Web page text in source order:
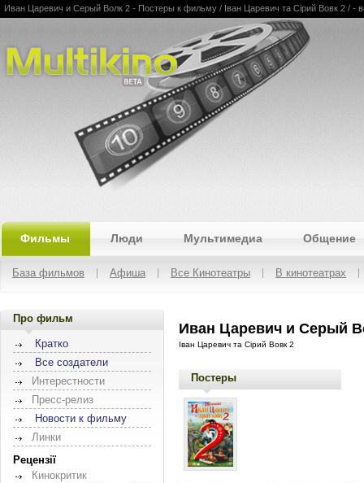
Multikino
Иван Царевич и Серый Волк 2 - Постеры к фильму / Іван Царевич та Сірий Вовк 2 / -
Фильмы Люди Мультимедиа Общение
База фильмов Афиша Все Кинотеатры В кинотеатрах
Про фильм
Кратко
Все создатели
Интерестности
Пресс-релиз
Новости к фильму
Линки
Рецензії
Кинокритик
Иван Царевич и Серый
Іван Царевич та Сірий Вовк 2
Постеры